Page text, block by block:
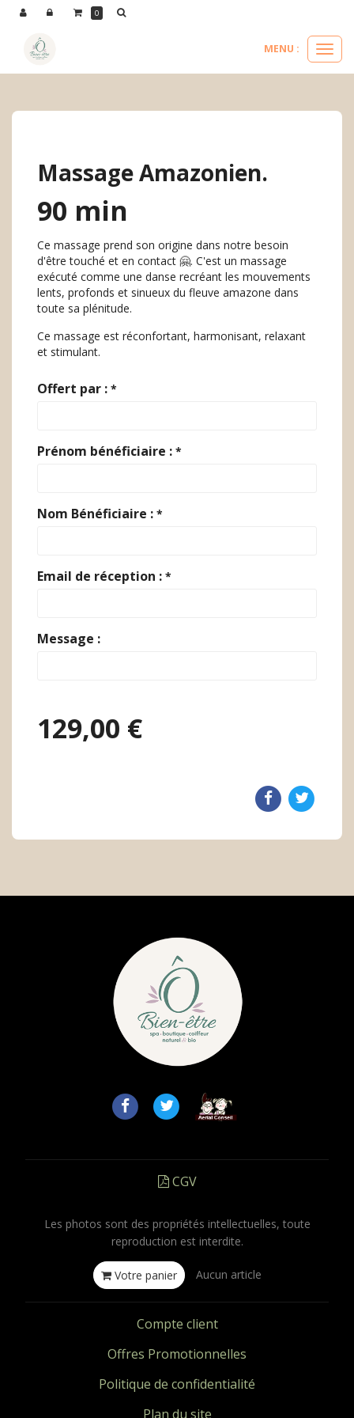
Ouvrir
le
MENU :
Massage Amazonien.
90 min
Ce massage prend son origine dans notre besoin
d'être touché et en contact 🤗. C'est un massage
exécuté comme une danse recréant les mouvements
lents, profonds et sinueux du fleuve amazone dans
toute sa plénitude.
Ce massage est réconfortant, harmonisant, relaxant
et stimulant.
Offert par :*
Prénom bénéficiaire :*
Nom Bénéficiaire :*
Email de réception :*
Message :
129,00 €
0
CGV
Les photos sont des propriétés intellectuelles, toute
reproduction est interdite.
Votre panier Aucun article
Compte client
Offres Promotionnelles
Politique de confidentialité
Plan du site
Panneau de gestion des cookies